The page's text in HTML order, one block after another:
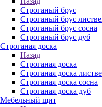
Строганый брус
Строганый брус
Строганый брус сосна
Строганый брус дуб
Строганая доска
Назад
Строганая доска
Строганая доска
Строганая доска сосна
Строганая доска дуб
Мебельный щит